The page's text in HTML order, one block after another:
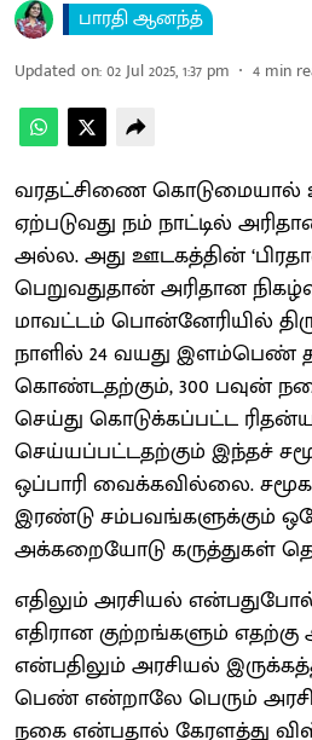
பாரதி ஆனந்த்
Updated on:02 Jul 2025, 1:37 pm 4 min
வரதட்சிணை கொடுமையால்
ஏற்படுவது நம் நாட்டில்
அல்ல. அது ஊடகத்தின்
பெறுவதுதான் அரிதான
மாவட்டம் பொன்னேரியில்
நாளில் 24 வயது
கொண்டதற்கும், 300 பவுன்
செய்து கொடுக்கப்பட்ட
செய்யப்பட்டதற்கும் இந்தச்
ஒப்பாரி வைக்கவில்லை.
இரண்டு சம்பவங்களுக்கும்
அக்கறையோடு கருத்துகள்
எதிலும் அரசியல்
எதிரான குற்றங்களும்
என்பதிலும் அரசியல்
பெண் என்றாலே பெரும்
நகை என்பதால் கேரளத்து